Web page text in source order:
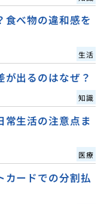
食べ物の違和感を
生活
出るのはなぜ？
知識
常生活の注意点ま
医療
カードでの分割払